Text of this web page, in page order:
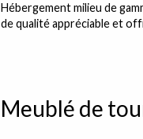
Hébergement milieu de
de qualité appréciable et
Meublé de